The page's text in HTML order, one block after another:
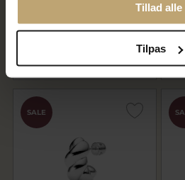
Tillad alle
Tilpas
800,00 kr
På lager
SALE